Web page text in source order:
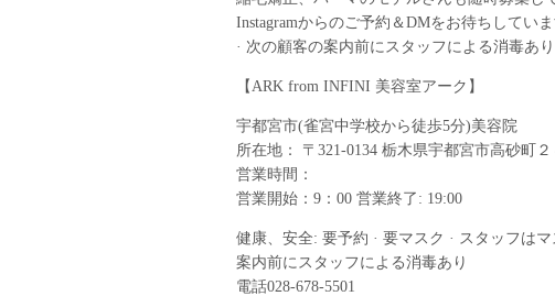
Instagramからのご予約＆DMをお待ちしてい
· 次の顧客の案内前にスタッフによる消毒あり
【ARK from INFINI 美容室アーク】
宇都宮市(雀宮中学校から徒歩5分)美容院
所在地： 〒321-0134 栃木県宇都宮市高砂町２
営業時間：
営業開始：9：00 営業終了: 19:00
健康、安全: 要予約 · 要マスク · スタッフは
案内前にスタッフによる消毒あり
電話️028-678-5501